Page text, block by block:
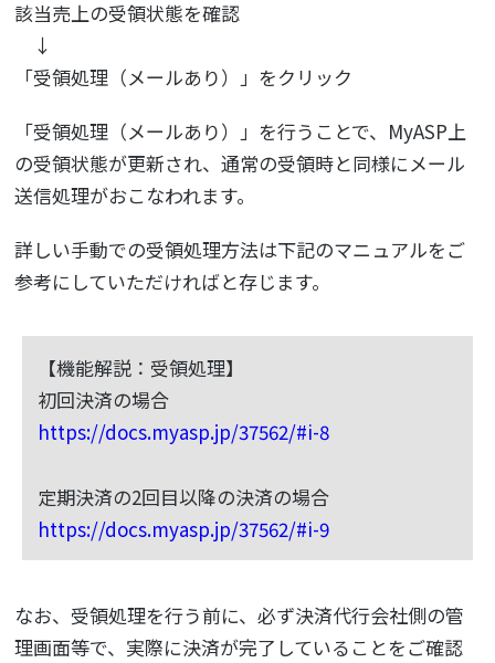
該当売上の受領状態を確認
↓
「受領処理（メールあり）」をクリック
「受領処理（メールあり）」を行うことで、MyASP上
の受領状態が更新され、通常の受領時と同様にメール
送信処理がおこなわれます。
詳しい手動での受領処理方法は下記のマニュアルをご
参考にしていただければと存じます。
【機能解説：受領処理】
初回決済の場合
https://docs.myasp.jp/37562/#i-8
定期決済の2回目以降の決済の場合
https://docs.myasp.jp/37562/#i-9
なお、受領処理を行う前に、必ず決済代行会社側の管
理画面等で、実際に決済が完了していることをご確認